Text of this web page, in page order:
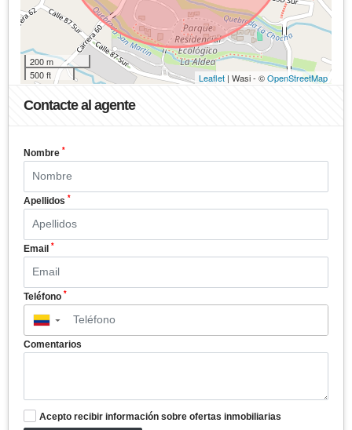
200 m
500 ft
Leaflet | Wasi - ©OpenStreetMap
Contacte al agente
Nombre *
Apellidos *
Email *
Teléfono *
▼
Comentarios
Acepto recibir información sobre ofertas inmobiliarias